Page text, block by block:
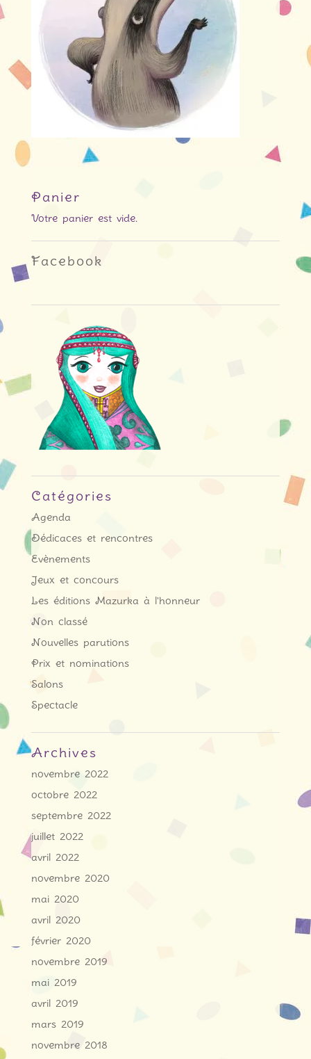
Panier
Votre panier est vide.
Facebook
Catégories
Agenda
Dédicaces et rencontres
Evènements
Jeux et concours
Les éditions Mazurka à l'honneur
Non classé
Nouvelles parutions
Prix et nominations
Salons
Spectacle
Archives
novembre 2022
octobre 2022
septembre 2022
juillet 2022
avril 2022
novembre 2020
mai 2020
avril 2020
février 2020
novembre 2019
mai 2019
avril 2019
mars 2019
novembre 2018